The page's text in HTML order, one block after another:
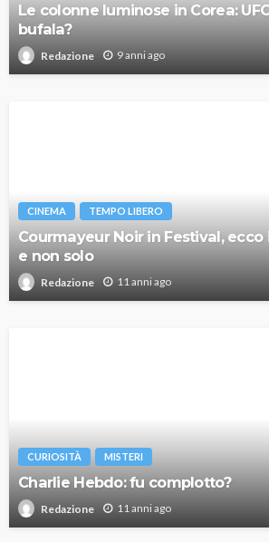
Le colonne luminose in Corea:
bufala?
Redazione 9 anni ago
CINEMA TEMPO LIBERO
Courmayeur Noir in Festival, ecco
e non solo
Redazione 11 anni ago
CURIOSITÀ MISTERI
Charlie Hebdo: fu complotto?
Redazione 11 anni ago